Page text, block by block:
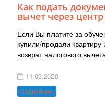
Как подать
вычет через
Если Вы платите за
купили/продали
возврат налогового
11.02.2020
Подробнее